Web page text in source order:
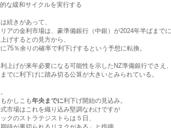
な緩和サイクルを実行する
続きがあって、
アの金利市場は、豪準備銀行（中銀）が2024年半ばまでに
げするとの見方から、
75％余りの確率で利下げするという予想に転換。
上げが来年必要になる可能性を示したNZ準備銀行でさえ、
でに利下げに踏み切る公算が大きいとみられている。
かしこも年央までに利下げ開始の見込み。
市場はこれを織り込み堅調なわけですが
クのストラテジストらは５日、